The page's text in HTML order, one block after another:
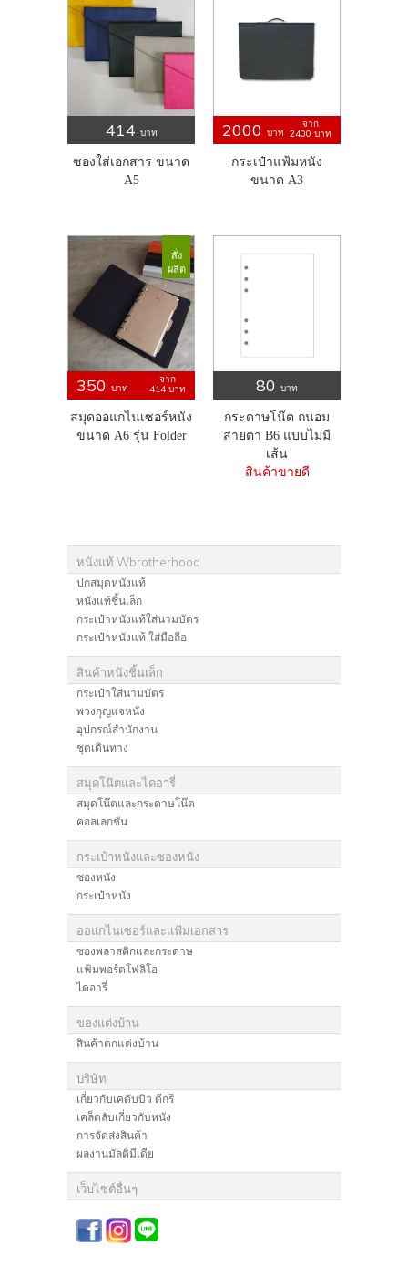
414 บาท
ซองใส่เอกสาร ขนาด
A5
2000 บาท
จาก
2400 บาท
กระเป๋าแฟ้มหนัง
ขนาด A3
350 บาท
จาก
414 บาท
สมุดออแกไนเซอร์หนัง
ขนาด A6 รุ่น Folder
สั่ง
ผลิต
80 บาท
กระดาษโน๊ต ถนอม
สายตา B6 แบบไม่มี
เส้น
สินค้าขายดี
หนังแท้ Wbrotherhood
ปกสมุดหนังแท้
หนังแท้ชิ้นเล็ก
กระเป๋าหนังแท้ใส่นามบัตร
กระเป๋าหนังแท้ ใส่มือถือ
สินค้าหนังชิ้นเล็ก
กระเป๋าใส่นามบัตร
พวงกุญแจหนัง
อุปกรณ์สำนักงาน
ชุดเดินทาง
สมุดโน๊ตและไดอารี่
สมุดโน๊ตและกระดาษโน๊ต
คอลเลกชัน
กระเป๋าหนังและซองหนัง
ซองหนัง
กระเป๋าหนัง
ออแกไนเซอร์และแฟ้มเอกสาร
ซองพลาสติกและกระดาษ
แฟ้มพอร์ตโฟลิโอ
ไดอารี่
ของแต่งบ้าน
สินค้าตกแต่งบ้าน
บริษัท
เกี่ยวกับเคดับบิว ดีกรี
เคล็ดลับเกี่ยวกับหนัง
การจัดส่งสินค้า
ผลงานมัลติมีเดีย
เว็บไซต์อื่นๆ